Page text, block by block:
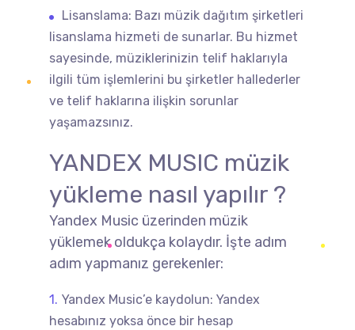
Lisanslama: Bazı müzik dağıtım şirketleri
lisanslama hizmeti de sunarlar. Bu hizmet
sayesinde, müziklerinizin telif haklarıyla
ilgili tüm işlemlerini bu şirketler hallederler
ve telif haklarına ilişkin sorunlar
yaşamazsınız.
YANDEX MUSIC müzik
yükleme nasıl yapılır ?
Yandex Music üzerinden müzik
yüklemek oldukça kolaydır. İşte adım
adım yapmanız gerekenler:
Yandex Music’e kaydolun: Yandex
hesabınız yoksa önce bir hesap